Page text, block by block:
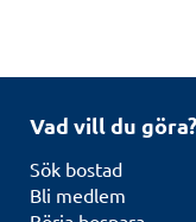
Vad vill du göra?
Sök bostad
Bli medlem